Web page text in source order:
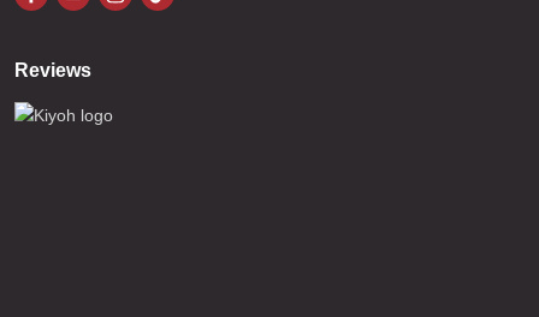
Reviews